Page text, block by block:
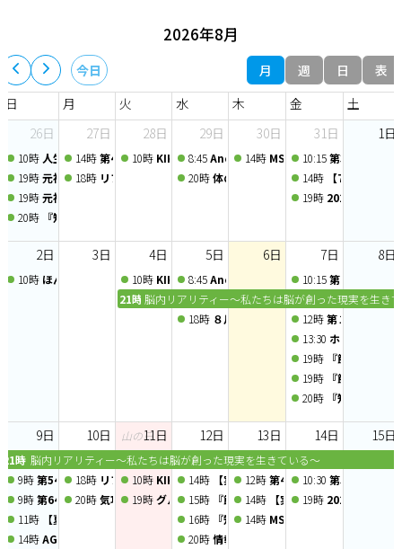
今日
2026年8月
月 週 日
表
日
月 火 水 木 金
土
26日
10時 人生を変える一番大切な習慣～40年の学びと実践からお伝えする、心と
19時元福岡県庁マンFPが伝える『節税しながら社長の手取りを増やす』オン
19時元福岡県庁マンFPが伝える『節税しながら社長の手取りを増やす』オン
20時 『知らないと損する』家計の負担を減らす「賢約(けんやく)サポート」オ
27日
14時第40回 生保営業支援EXPO
18時 リファラル会議〜人脈交換会〜
28日
10時 KIKKAKE道場 -アイデア道場-
29日
8:45Anchor chapter 定例会 2026/7/29
20時体のキモチが分かる講座vol.21 あな
30日
14時 MSO実践型ミニセミナー
31日
10:15第39回
14時 【7/31】健康
19時 2026年7月度
1日
2日
10時 ほんとうの答えが動き出す、潜在意識の扉 〜心をゆるめて、内側の声に
3日 4日
10時 KIKKAKE道場 -自己PR道場-
21時 脳内リアリティー～私たちは脳が創った現実を生き
5日
8:45Anchor chapter 定例会 2026/8/5
18時 ８月例会 会員ディスカッション
6日 7日
10:15第40回
12時第１０回 フー
13:30 ホリスティッ
19時 『節税しなが
19時 『節税しなが
20時 『知らないと
8日
9日
21時 脳内リアリティー～私たちは脳が創った現実を生きている～
9時第54回 健康のミライEXPO
9時第64回 オトナフェスタ
11時 【夏休み特別企画】川遊び＆BBQ＆夜の昆虫観察会
14時AG×2部活動「クラシックゲーム部 ～ 通称：くらげ部ゲーム会」2026
10日
18時 リファラル会議〜人脈交換会〜
20時気功健康法を知って医者いらずvol.19【人の誕生と成長】
11日
10時 KIKKAKE道場 -ロープレ道場-
19時グループコンサル〜企画会議〜
山の日 12日
14時 【実践型ミニセミナー】紙1枚でお
15時 『節税しながら社長の手取りを増や
16時 『知らないと損する!税金の還付と負
20時情報サバイバル勉強会Vol.22「ニュー
13日
12時第45回 住まいのミライ
14時 【実践型ミニセミナー】
14時 MSO実践型ミニセミナー
14日
10:30 第58回ニーズ
19時 2026年8月度
15日